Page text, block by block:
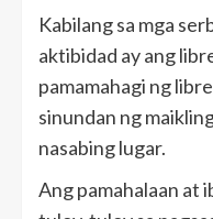
Kabilang sa mga
aktibidad ay ang
pamamahagi ng
sinundan ng
nasabing lugar.
Ang pamahalaan at